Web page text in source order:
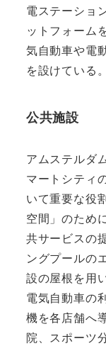
電ステーショ
ットフォーム
気自動車や電
を設けている。
公共施設
アムステルダ
マートシティ
いて重要な役
空間」のため
共サービスの
ングプールの
設の屋根を用
電気自動車の
機を各店舗へ
院、スポーツ